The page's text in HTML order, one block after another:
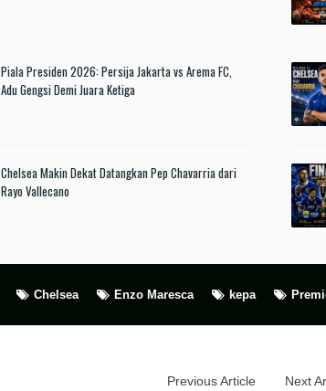
Piala Presiden 2026: Persija Jakarta vs Arema FC,
Adu Gengsi Demi Juara Ketiga
Chelsea Makin Dekat Datangkan Pep Chavarria dari
Rayo Vallecano
Chelsea Enzo Maresca kepa
Previous Article Next